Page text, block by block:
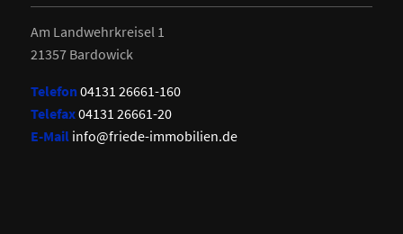
Am Landwehrkreisel 1
21357 Bardowick
Telefon04131 26661-160
Telefax04131 26661-20
E-Mail info@friede-immobilien.de